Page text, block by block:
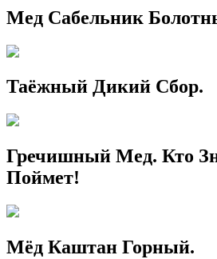
Мед Сабельник
Таёжный Дикий Сбор.
Гречишный Мед. Кто
Поймет!
Мёд Каштан Горный.